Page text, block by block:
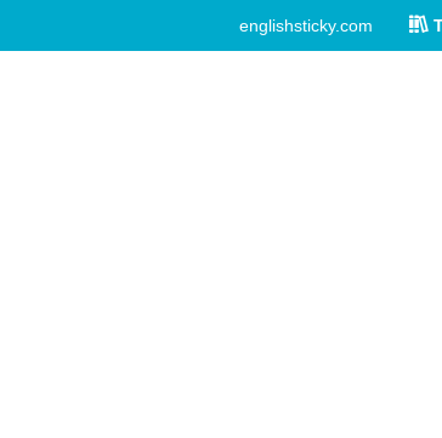
englishsticky.com